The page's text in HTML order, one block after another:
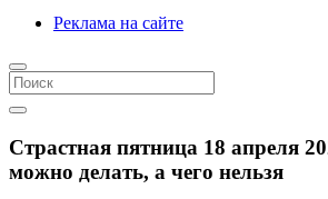
Реклама на сайте
Страстная пятница 18 апреля
можно делать, а чего нельзя